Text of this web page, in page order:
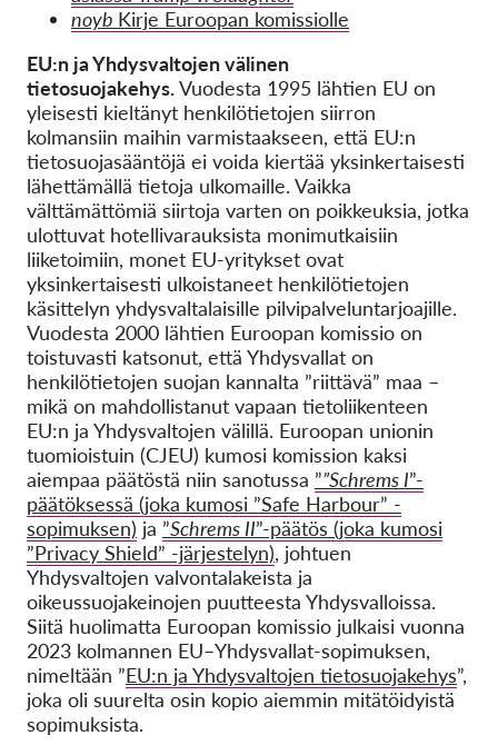
noyb Kirje Euroopan komissiolle
EU:n ja Yhdysvaltojen välinen
tietosuojakehys.Vuodesta 1995 lähtien EU on
yleisesti kieltänyt henkilötietojen siirron
kolmansiin maihin varmistaakseen, että EU:n
tietosuojasääntöjä ei voida kiertää yksinkertaisesti
lähettämällä tietoja ulkomaille. Vaikka
välttämättömiä siirtoja varten on poikkeuksia, jotka
ulottuvat hotellivarauksista monimutkaisiin
liiketoimiin, monet EU-yritykset ovat
yksinkertaisesti ulkoistaneet henkilötietojen
käsittelyn yhdysvaltalaisille pilvipalveluntarjoajille.
Vuodesta 2000 lähtien Euroopan komissio on
toistuvasti katsonut, että Yhdysvallat on
henkilötietojen suojan kannalta ”riittävä” maa –
mikä on mahdollistanut vapaan tietoliikenteen
EU:n ja Yhdysvaltojen välillä. Euroopan unionin
tuomioistuin (CJEU) kumosi komission kaksi
aiempaa päätöstä niin sanotussa ””Schrems I”-
päätöksessä (joka kumosi ”Safe Harbour” -
sopimuksen) ja ”Schrems II”-päätös (joka kumosi
”Privacy Shield” -järjestelyn), johtuen
Yhdysvaltojen valvontalakeista ja
oikeussuojakeinojen puutteesta Yhdysvalloissa.
Siitä huolimatta Euroopan komissio julkaisi vuonna
2023 kolmannen EU–Yhdysvallat-sopimuksen,
nimeltään ”EU:n ja Yhdysvaltojen tietosuojakehys”,
joka oli suurelta osin kopio aiemmin mitätöidyistä
sopimuksista.